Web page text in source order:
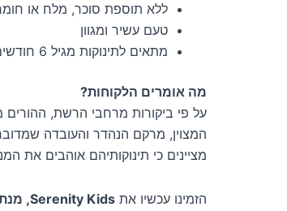
ללא תוספת סוכר, מלח או
טעם עשיר ומגוון
מתאים לתינוקות מגיל 6 חודשים ומעלה
מה אומרים הלקוחות?
על פי ביקורות מרחבי הרשת,
המצוין, מרקם הנהדר והעובדה
מציינים כי תינוקותיהם אוהבים את
הזמינו עכשיו את Serenity Kids, מנת עוף חופש עם טימין, גזרת וסלק